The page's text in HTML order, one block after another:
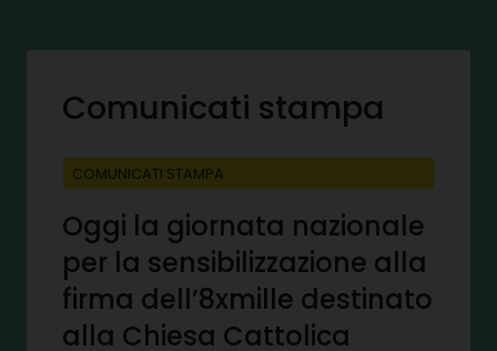
Comunicati stampa
COMUNICATI STAMPA
Oggi la giornata nazionale
per la sensibilizzazione alla
firma dell’8xmille destinato
alla Chiesa Cattolica